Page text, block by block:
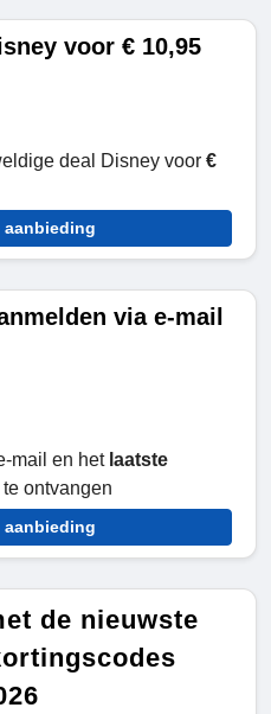
voor € 10,95
deal Disney voor €
aanbieding
via e-mail
mail en het laatste
te ontvangen
aanbieding
de nieuwste